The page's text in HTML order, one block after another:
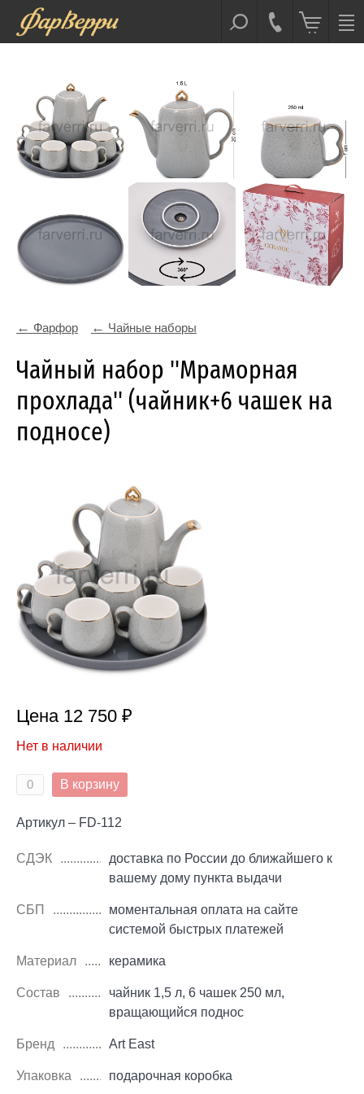
Фарфор Чайные наборы
Чайный набор ''Мраморная
прохлада'' (чайник+6 чашек на
подносе)
Цена 12 750 ₽
Нет в наличии
В корзину
Артикул – FD-112
СДЭК
доставка по России до ближайшего к
вашему дому пункта выдачи
СБП
моментальная оплата на сайте
системой быстрых платежей
Материал керамика
Состав
чайник 1,5 л, 6 чашек 250 мл,
вращающийся поднос
Бренд Art East
Упаковка подарочная коробка